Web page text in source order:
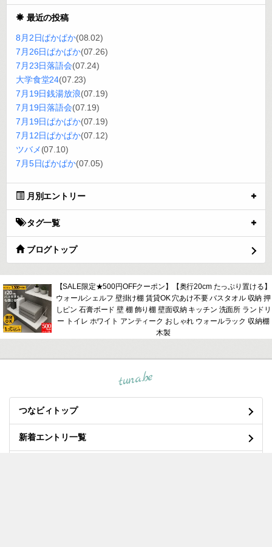
最近の投稿
8月2日ぱかぱか(08.02)
7月26日ぱかぱか(07.26)
7月23日落語会(07.24)
大学食堂24(07.23)
7月19日銭湯放浪(07.19)
7月19日落語会(07.19)
7月19日ぱかぱか(07.19)
7月12日ぱかぱか(07.12)
ツバメ(07.10)
7月5日ぱかぱか(07.05)
月別エントリー
タグ一覧
ブログトップ
【SALE限定★500円OFFクーポン】【奥行20cm たっぷり置ける】
ウォールシェルフ 壁掛け棚 賃貸OK 穴あけ不要 バスタオル 収納 押
しピン 石膏ボード 壁 棚 飾り棚 壁面収納 キッチン 洗面所 ランドリ
ー トイレ ホワイト アンティーク おしゃれ ウォールラック 収納棚
木製
tuna.be
つなビィトップ
新着エントリ一覧